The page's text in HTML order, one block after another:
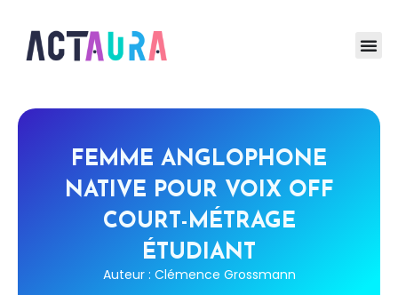
FEMME ANGLOPHONE
NATIVE POUR VOIX OFF
COURT-MÉTRAGE
ÉTUDIANT
Auteur : Clémence Grossmann